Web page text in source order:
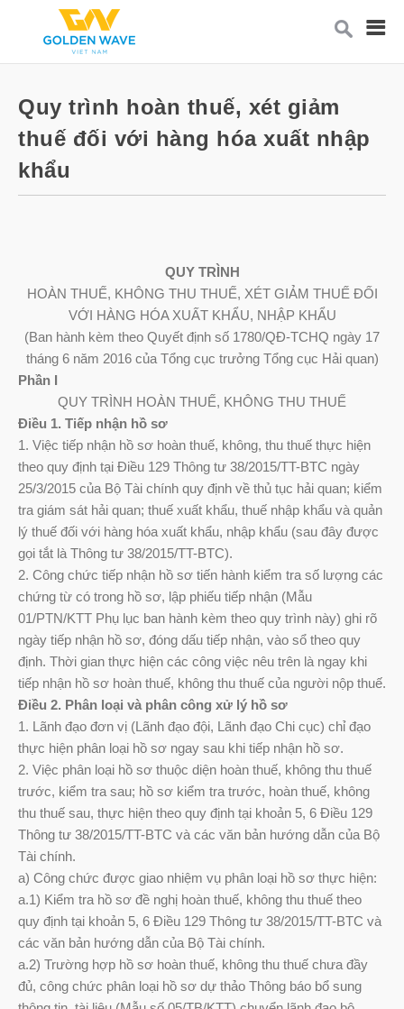
Quy trình hoàn thuế, xét giảm
thuế đối với hàng hóa xuất nhập
khẩu
QUY TRÌNH
HOÀN THUẾ, KHÔNG THU THUẾ, XÉT GIẢM THUẾ ĐỐI
VỚI HÀNG HÓA XUẤT KHẨU, NHẬP KHẨU
(Ban hành kèm theo Quyết định số 1780/QĐ-TCHQ ngày 17
tháng 6 năm 2016 của Tổng cục trưởng Tổng cục Hải quan)
Phần I
QUY TRÌNH HOÀN THUẾ, KHÔNG THU THUẾ
Điều 1. Tiếp nhận hồ sơ
1. Việc tiếp nhận hồ sơ hoàn thuế, không, thu thuế thực hiện
theo quy định tại Điều 129 Thông tư 38/2015/TT-BTC ngày
25/3/2015 của Bộ Tài chính quy định về thủ tục hải quan; kiểm
tra giám sát hải quan; thuế xuất khẩu, thuế nhập khẩu và quản
lý thuế đối với hàng hóa xuất khẩu, nhập khẩu (sau đây được
gọi tắt là Thông tư 38/2015/TT-BTC).
2. Công chức tiếp nhận hồ sơ tiến hành kiểm tra số lượng các
chứng từ có trong hồ sơ, lập phiếu tiếp nhận (Mẫu
01/PTN/KTT Phụ lục ban hành kèm theo quy trình này) ghi rõ
ngày tiếp nhận hồ sơ, đóng dấu tiếp nhận, vào sổ theo quy
định. Thời gian thực hiện các công việc nêu trên là ngay khi
tiếp nhận hồ sơ hoàn thuế, không thu thuế của người nộp thuế.
Điều 2. Phân loại và phân công xử lý hồ sơ
1. Lãnh đạo đơn vị (Lãnh đạo đội, Lãnh đạo Chi cục) chỉ đạo
thực hiện phân loại hồ sơ ngay sau khi tiếp nhận hồ sơ.
2. Việc phân loại hồ sơ thuộc diện hoàn thuế, không thu thuế
trước, kiểm tra sau; hồ sơ kiểm tra trước, hoàn thuế, không
thu thuế sau, thực hiện theo quy định tại khoản 5, 6 Điều 129
Thông tư 38/2015/TT-BTC và các văn bản hướng dẫn của Bộ
Tài chính.
a) Công chức được giao nhiệm vụ phân loại hồ sơ thực hiện:
a.1) Kiểm tra hồ sơ đề nghị hoàn thuế, không thu thuế theo
quy định tại khoản 5, 6 Điều 129 Thông tư 38/2015/TT-BTC và
các văn bản hướng dẫn của Bộ Tài chính.
a.2) Trường hợp hồ sơ hoàn thuế, không thu thuế chưa đầy
đủ, công chức phân loại hồ sơ dự thảo Thông báo bổ sung